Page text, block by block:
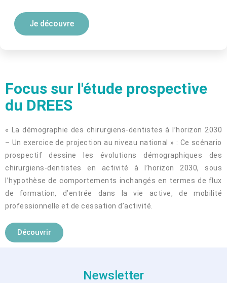
Je découvre
Focus sur l'étude prospective
du DREES
« La démographie des chirurgiens-dentistes à l’horizon 2030
– Un exercice de projection au niveau national » : Ce scénario
prospectif dessine les évolutions démographiques des
chirurgiens-dentistes en activité à l’horizon 2030, sous
l’hypothèse de comportements inchangés en termes de flux
de formation, d’entrée dans la vie active, de mobilité
professionnelle et de cessation d’activité.
Découvrir
Newsletter